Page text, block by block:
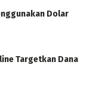
Dolar
Targetkan Dana